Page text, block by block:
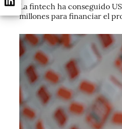
La fintech ha conseguido
millones para financiar el